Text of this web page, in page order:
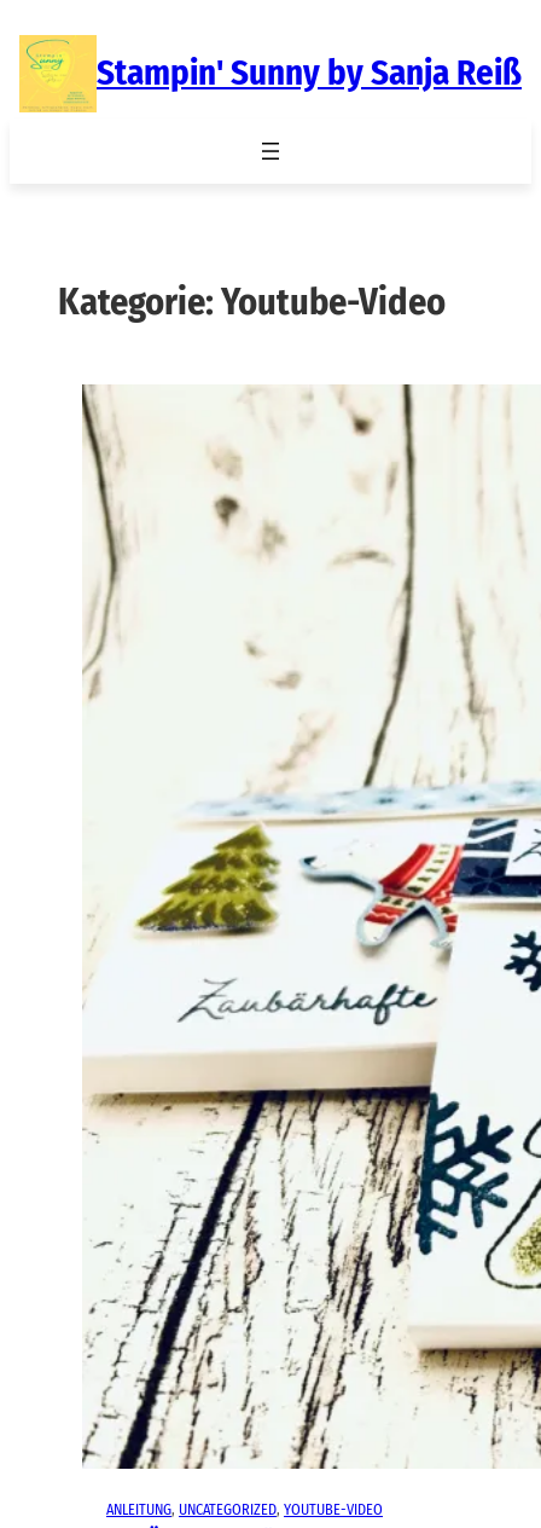
Inhalt
springen
Stampin' Sunny by Sanja Reiß
Kategorie:Youtube-Video
ANLEITUNG, UNCATEGORIZED, YOUTUBE-VIDEO